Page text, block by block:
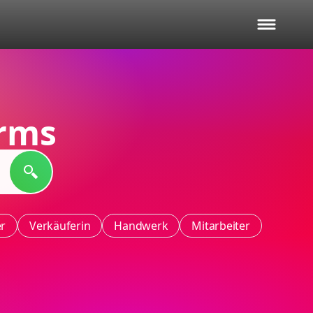
Verkäuferin Handwerk
Mitarbeiter